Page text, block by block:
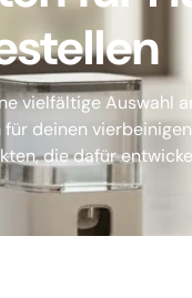
vielfältige Auswahl
deinen
die dafür